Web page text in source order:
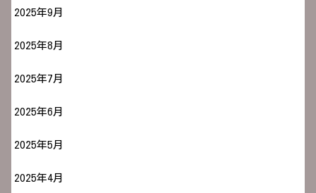
2025年9月
2025年8月
2025年7月
2025年6月
2025年5月
2025年4月